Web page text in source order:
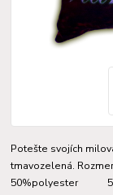
Potešte svojích
tmavozelená.
50%polyester